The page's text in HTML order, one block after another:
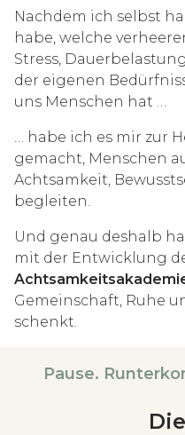
Nachdem ich selbst
habe, welche
Stress,
der eigenen
uns Menschen hat …
… habe ich es mir zur
gemacht, Menschen
Achtsamkeit,
begleiten.
Und genau deshalb
mit der Entwicklung
Gemeinschaft, Ruhe
schenkt.
Pause.